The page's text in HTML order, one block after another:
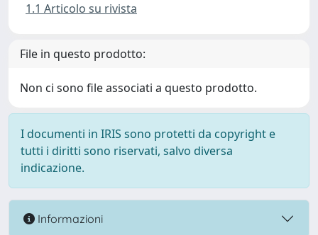
1.1 Articolo su rivista
File in questo prodotto:
Non ci sono file associati a questo prodotto.
I documenti in IRIS sono protetti da copyright e
tutti i diritti sono riservati, salvo diversa
indicazione.
Informazioni